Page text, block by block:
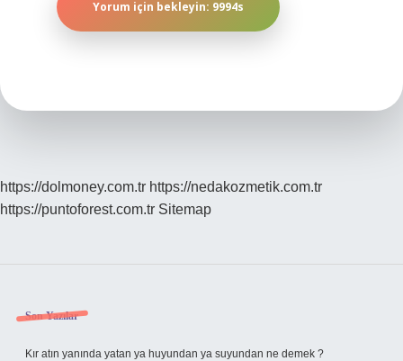
https://dolmoney.com.tr https://nedakozmetik.com.tr
https://puntoforest.com.tr Sitemap
Sidebar
Son Yazılar
Kır atın yanında yatan ya huyundan ya suyundan ne demek ?